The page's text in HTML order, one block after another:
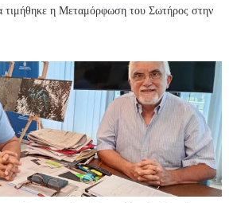
τιμήθηκε η Μεταμόρφωση του Σωτήρος στην